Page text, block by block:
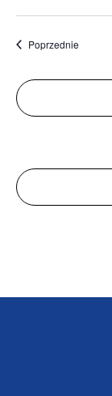
Poprzednie